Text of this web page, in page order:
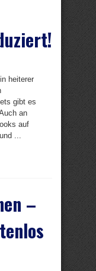
heiterer
gibt es
an
auf
...
–